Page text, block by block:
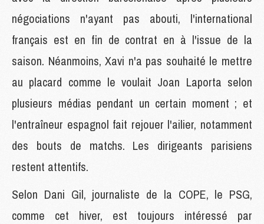
négociations n'ayant pas abouti, l'international
français est en fin de contrat en à l'issue de la
saison. Néanmoins, Xavi n'a pas souhaité le mettre
au placard comme le voulait Joan Laporta selon
plusieurs médias pendant un certain moment ; et
l'entraîneur espagnol fait rejouer l'ailier, notamment
des bouts de matchs. Les dirigeants parisiens
restent attentifs.
Selon Dani Gil, journaliste de la COPE, le PSG,
comme cet hiver, est toujours intéressé par